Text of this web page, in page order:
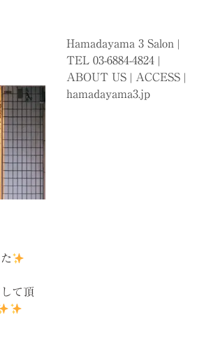
て頂
Hamadayama 3 Salon |
TEL 03-6884-4824 |
ABOUT US| ACCESS|
hamadayama3.jp